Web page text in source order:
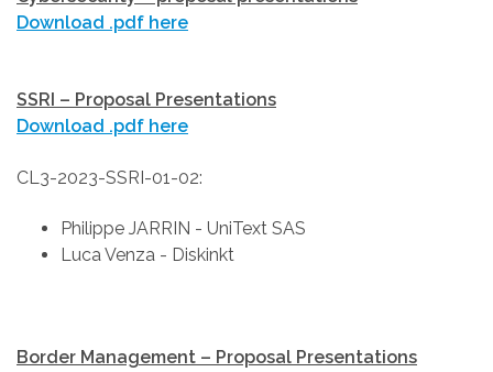
Download .pdf here
SSRI – Proposal Presentations
Download .pdf here
CL3-2023-SSRI-01-02:
Philippe JARRIN - UniText SAS
Luca Venza - Diskinkt
Border Management – Proposal Presentations